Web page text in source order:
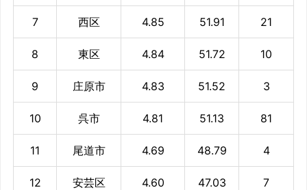
7 西区 4.85 51.91 21
8 東区 4.84 51.72 10
9 庄原市 4.83 51.52 3
10 呉市 4.81 51.13 81
11 尾道市 4.69 48.79 4
12 安芸区 4.60 47.03 7